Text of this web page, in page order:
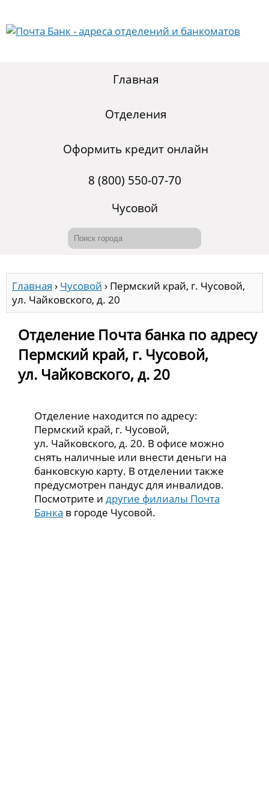
Главная
Отделения
Оформить кредит онлайн
8 (800) 550-07-70
Чусовой
Главная › Чусовой › Пермский край, г. Чусовой,
ул. Чайковского, д. 20
Отделение Почта банка по адресу
Пермский край, г. Чусовой,
ул. Чайковского, д. 20
Отделение находится по адресу:
Пермский край, г. Чусовой,
ул. Чайковского, д. 20. В офисе можно
снять наличные или внести деньги на
банковскую карту. В отделении также
предусмотрен пандус для инвалидов.
Посмотрите идругие филиалы Почта
Банка в городе Чусовой.